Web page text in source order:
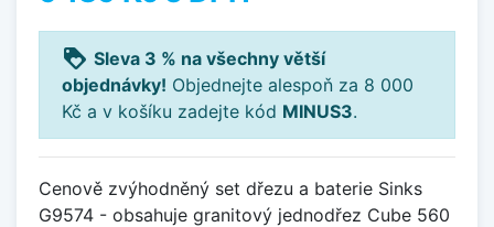
loyalty Sleva 3 % na všechny větší
objednávky! Objednejte alespoň za 8 000
Kč a v košíku zadejte kód MINUS3.
Cenově zvýhodněný set dřezu a baterie Sinks
G9574 - obsahuje granitový jednodřez Cube 560